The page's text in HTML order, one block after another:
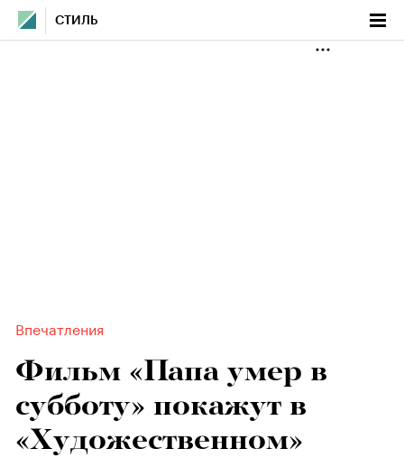
СТИЛЬ
Впечатления
Фильм «Папа умер в
субботу» покажут в
«Художественном»